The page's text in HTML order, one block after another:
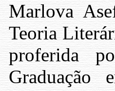
Marlova
Teoria
proferida
Graduação